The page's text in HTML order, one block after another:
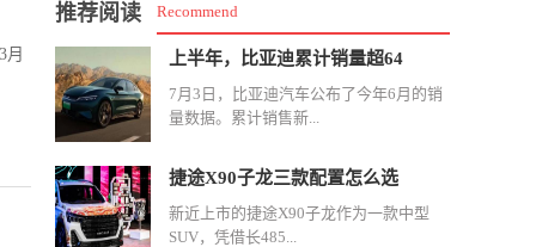
月
推荐阅读 Recommend
上半年，比亚迪累计销量超64
7月3日，比亚迪汽车公布了今年6月的销
量数据。累计销售新...
捷途X90子龙三款配置怎么选
新近上市的捷途X90子龙作为一款中型
SUV，凭借长485...